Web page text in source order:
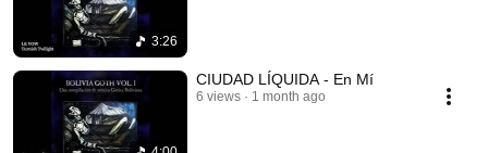
3:26
CIUDAD LÍQUIDA - En Mí
6 views 1 month ago